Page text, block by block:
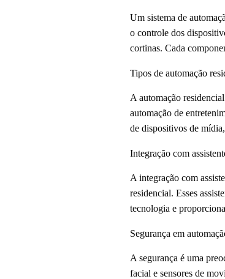
Um sistema de
o controle dos
cortinas. Cada
Tipos de automação
A automação
automação de
de dispositivos de
Integração com
A integração com
residencial. Esses
tecnologia e
Segurança em
A segurança é uma
facial e sensores de